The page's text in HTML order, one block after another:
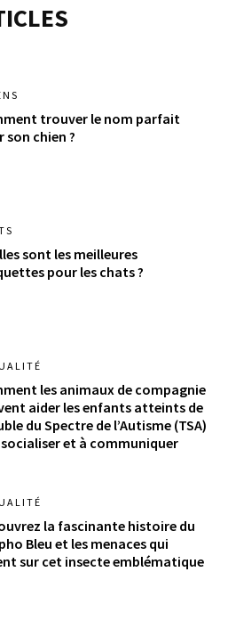
trouver le nom parfait
son chien ?
sont les meilleures
pour les chats ?
les animaux de compagnie
aider les enfants atteints de
du Spectre de l’Autisme (TSA)
socialiser et à communiquer
la fascinante histoire du
Bleu et les menaces qui
sur cet insecte emblématique